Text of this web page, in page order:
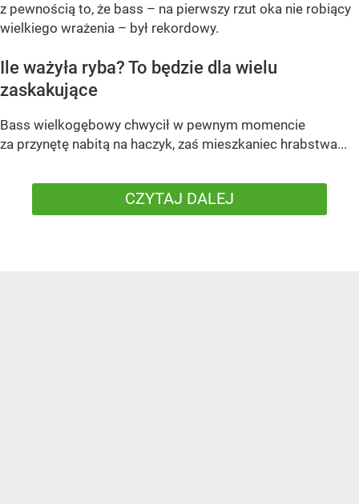
z pewnością to, że bass – na pierwszy rzut oka nie robiący
wielkiego wrażenia – był rekordowy.
Ile ważyła ryba? To będzie dla wielu
zaskakujące
Bass wielkogębowy chwycił w pewnym momencie
za przynętę nabitą na haczyk, zaś mieszkaniec hrabstwa...
CZYTAJ DALEJ